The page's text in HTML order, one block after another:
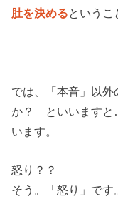
肚を決めるというこ
では、「本音」以
か？ といいますと
います。
怒り？？
そう。「怒り」です